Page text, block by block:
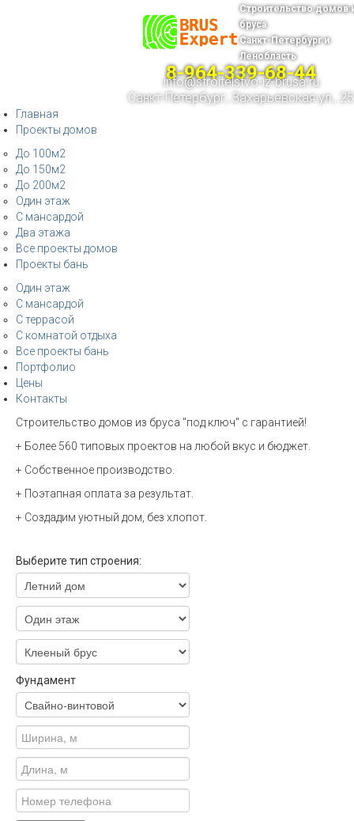
Строительство домов
бруса
Санкт-Петербург и
Ленобласть
8-964-339-68-44
info@stroitelstvo-iz-brusa.ru
Санкт-Петербург, Захарьевская ул., 25
Главная
Проекты домов
До 100м2
До 150м2
До 200м2
Один этаж
С мансардой
Два этажа
Все проекты домов
Проекты бань
Один этаж
С мансардой
С террасой
С комнатой отдыха
Все проекты бань
Портфолио
Цены
Контакты
Строительство домов из бруса "под ключ" с гарантией!
+ Более 560 типовых проектов на любой вкус и бюджет.
+ Собственное производство.
+ Поэтапная оплата за результат.
+ Создадим уютный дом, без хлопот.
Выберите тип строения:
Фундамент